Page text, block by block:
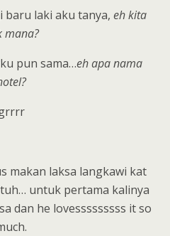
laki aku tanya, eh kita
mana?
pun sama…eh apa nama
makan laksa langkawi kat
untuk pertama kalinya
dan he lovesssssssss it so